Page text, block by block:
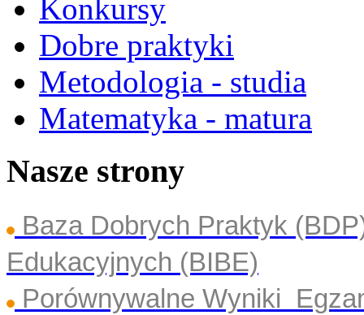
Konkursy
Dobre praktyki
Metodologia - studia
Matematyka - matura
Nasze strony
Baza Dobrych Praktyk
Edukacyjnych (BIBE)
Porównywalne Wyniki